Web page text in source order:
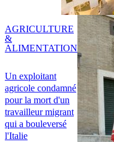
Un exploitant
agricole condamné
pour la mort d'un
travailleur migrant
qui a bouleversé
l'Italie
AGRICULTURE
&
ALIMENTATION